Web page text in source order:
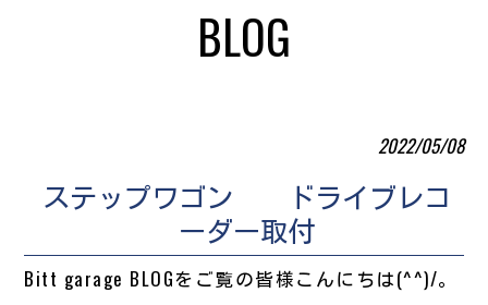
BLOG
2022/05/08
ステップワゴン ドライブレコ
ーダー取付
Bitt garage BLOGをご覧の皆様こんにちは(^^)/。